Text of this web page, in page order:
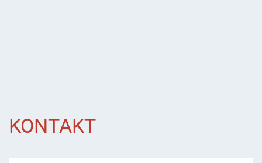
KONTAKT